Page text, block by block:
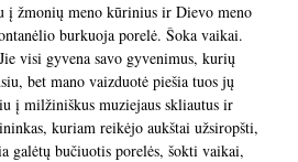
į žmonių meno kūrinius ir Dievo meno
burkuoja porelė. Šoka vaikai.
visi gyvena savo gyvenimus, kurių
bet mano vaizduotė piešia tuos jų
į milžiniškus muziejaus skliautus ir
kuriam reikėjo aukštai užsiropšti,
galėtų bučiuotis porelės, šokti vaikai,